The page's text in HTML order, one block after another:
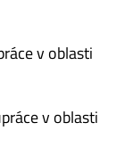
v oblasti
v oblasti